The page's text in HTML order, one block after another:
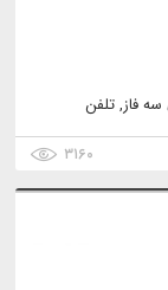
فاز, تلفن
۳۱۶۰